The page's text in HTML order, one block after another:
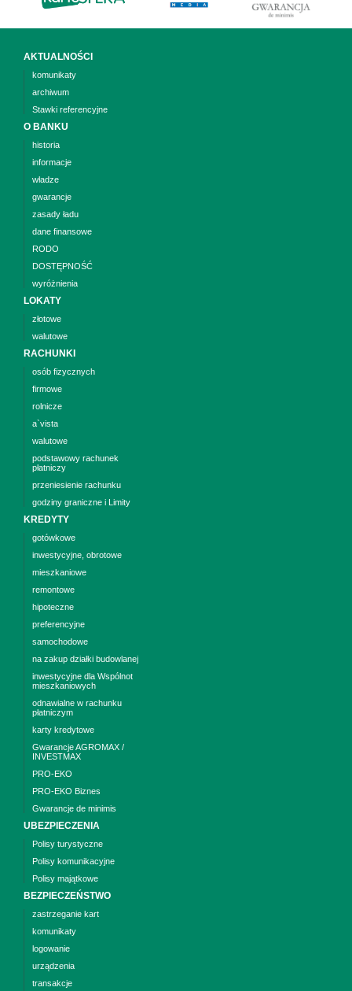
AKTUALNOŚCI
komunikaty
archiwum
Stawki referencyjne
O BANKU
historia
informacje
władze
gwarancje
zasady ładu
dane finansowe
RODO
DOSTĘPNOŚĆ
wyróżnienia
LOKATY
złotowe
walutowe
RACHUNKI
osób fizycznych
firmowe
rolnicze
a`vista
walutowe
podstawowy rachunek
płatniczy
przeniesienie rachunku
godziny graniczne i Limity
KREDYTY
gotówkowe
inwestycyjne, obrotowe
mieszkaniowe
remontowe
hipoteczne
preferencyjne
samochodowe
na zakup działki budowlanej
inwestycyjne dla Wspólnot
mieszkaniowych
odnawialne w rachunku
płatniczym
karty kredytowe
Gwarancje AGROMAX /
INVESTMAX
PRO-EKO
PRO-EKO Biznes
Gwarancje de minimis
UBEZPIECZENIA
Polisy turystyczne
Polisy komunikacyjne
Polisy majątkowe
BEZPIECZEŃSTWO
zastrzeganie kart
komunikaty
logowanie
urządzenia
transakcje